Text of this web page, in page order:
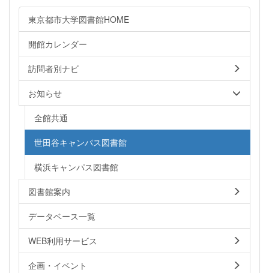
東京都市大学図書館HOME
開館カレンダー
訪問者別ナビ
お知らせ
全館共通
世田谷キャンパス図書館
横浜キャンパス図書館
図書館案内
データベース一覧
WEB利用サービス
企画・イベント